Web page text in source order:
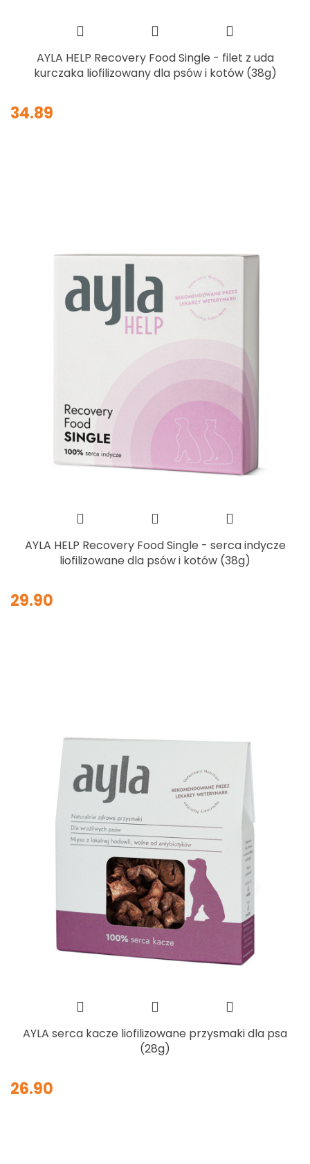
AYLA HELP Recovery Food Single - filet z uda
kurczaka liofilizowany dla psów i kotów (38g)
34.89
AYLA HELP Recovery Food Single - serca indycze
liofilizowane dla psów i kotów (38g)
29.90
AYLA serca kacze liofilizowane przysmaki dla psa
(28g)
26.90